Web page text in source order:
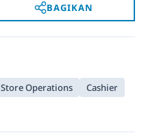
BAGIKAN
Store Operations
Cashier